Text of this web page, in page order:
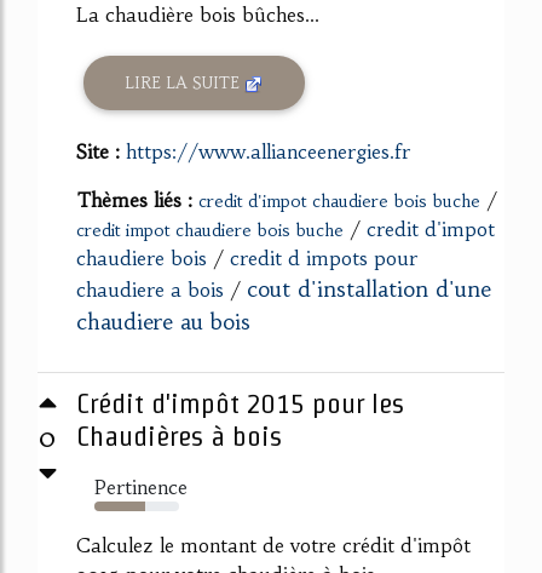
La chaudière bois bûches...
LIRE LA SUITE
Site : https://www.allianceenergies.fr
Thèmes liés : credit d'impot chaudiere bois buche /
credit impot chaudiere bois buche / credit d'impot
chaudiere bois / credit d impots pour
chaudiere a bois / cout d'installation d'une
chaudiere au bois
0
Crédit d'impôt 2015 pour les
Chaudières à bois
Pertinence
60%
Calculez le montant de votre crédit d'impôt